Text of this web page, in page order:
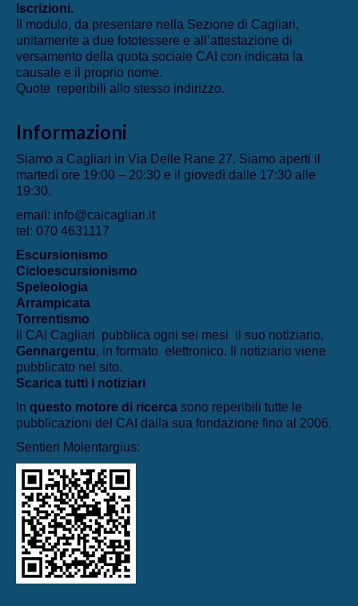
Iscrizioni.
Il modulo, da presentare nella Sezione di Cagliari,
unitamente a due fototessere e all’attestazione di
versamento della quota sociale CAI con indicata la
causale e il proprio nome.
Quote reperibili allo stesso indirizzo.
Informazioni
Siamo a Cagliari in Via Delle Rane 27. Siamo aperti il
martedì ore 19:00 – 20:30 e il giovedì dalle 17:30 alle
19:30.
email: info@caicagliari.it
tel: 070 4631117
Escursionismo
Cicloescursionismo
Speleologia
Arrampicata
Torrentismo
Il CAI Cagliari pubblica ogni sei mesi il suo notiziario,
Gennargentu, in formato elettronico. Il notiziario viene
pubblicato nel sito.
Scarica tutti i notiziari
In questo motore di ricerca sono reperibili tutte le
pubblicazioni del CAI dalla sua fondazione fino al 2006.
Sentieri Molentargius: